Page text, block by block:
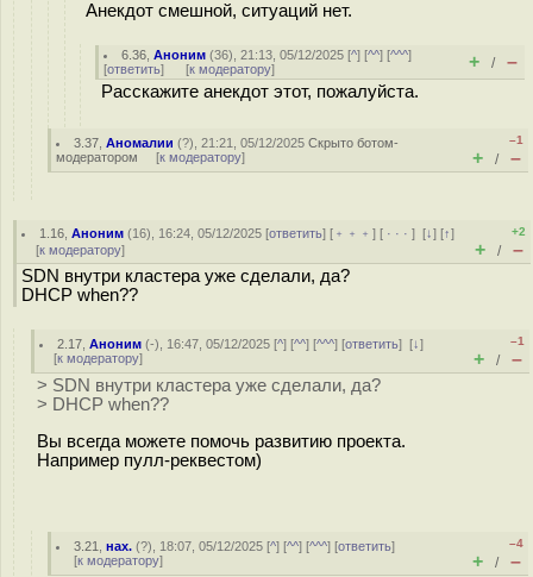
Анекдот смешной, ситуаций нет.
6.36 ,Аноним (36), 21:13, 05/12/2025 [^] [^^] [^^^]
[ответить] [к модератору] + / –
Расскажите анекдот этот, пожалуйста.
3.37 ,Аномалии (?), 21:21, 05/12/2025Скрыто ботом-
модератором [к модератору]
–1
+ / –
1.16 ,Аноним (16), 16:24, 05/12/2025 [ответить] [ ﹢﹢﹢] [ · · ·][↓] [↑]
[к модератору]
+2
+ / –
SDN внутри кластера уже сделали, да?
DHCP when??
2.17 ,Аноним (-), 16:47, 05/12/2025 [^] [^^] [^^^] [ответить][↓]
[к модератору]
–1
+ / –
> SDN внутри кластера уже сделали, да?
> DHCP when??
Вы всегда можете помочь развитию проекта.
Например пулл-реквестом)
3.21 ,нах. (?), 18:07, 05/12/2025 [^] [^^] [^^^] [ответить]
[к модератору]
–4
+ / –